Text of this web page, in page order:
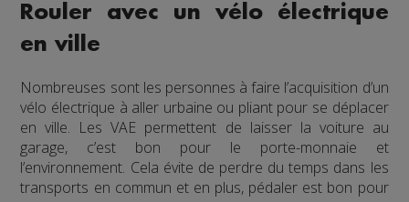
Rouler avec un vélo électrique
en ville
Nombreuses sont les personnes à faire l’acquisition d’un
vélo électrique à aller urbaine ou pliant pour se déplacer
en ville. Les VAE permettent de laisser la voiture au
garage, c’est bon pour le porte-monnaie et
l’environnement. Cela évite de perdre du temps dans les
transports en commun et en plus, pédaler est bon pour